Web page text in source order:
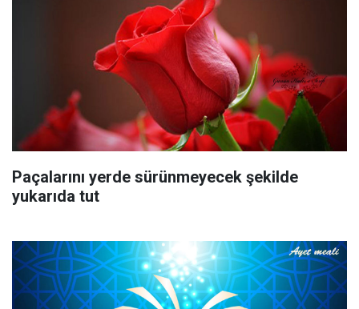
Paçalarını yerde sürünmeyecek şekilde
yukarıda tut